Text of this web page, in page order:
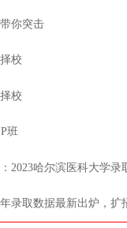
你突击
校
校
班
2023哈尔滨医科大学录
录取数据最新出炉，扩